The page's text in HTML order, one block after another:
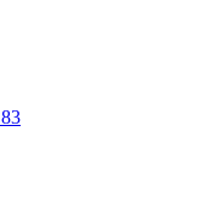
83